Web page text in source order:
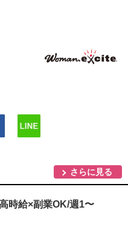
さらに見る
時給×副業OK/週1〜